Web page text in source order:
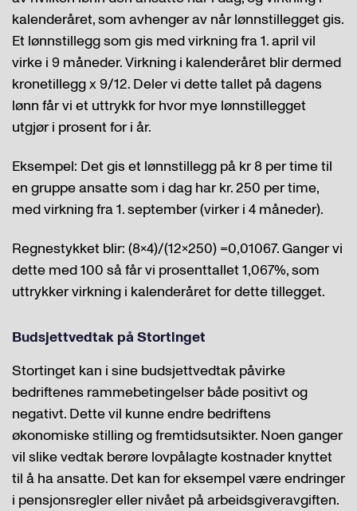
kalenderåret, som avhenger av når lønnstillegget gis.
Et lønnstillegg som gis med virkning fra 1. april vil
virke i 9 måneder. Virkning i kalenderåret blir dermed
kronetillegg x 9/12. Deler vi dette tallet på dagens
lønn får vi et uttrykk for hvor mye lønnstillegget
utgjør i prosent for i år.
Eksempel: Det gis et lønnstillegg på kr 8 per time til
en gruppe ansatte som i dag har kr. 250 per time,
med virkning fra 1. september (virker i 4 måneder).
Regnestykket blir: (8×4)/(12×250) =0,01067. Ganger vi
dette med 100 så får vi prosenttallet 1,067%, som
uttrykker virkning i kalenderåret for dette tillegget.
Budsjettvedtak på Stortinget
Stortinget kan i sine budsjettvedtak påvirke
bedriftenes rammebetingelser både positivt og
negativt. Dette vil kunne endre bedriftens
økonomiske stilling og fremtidsutsikter. Noen ganger
vil slike vedtak berøre lovpålagte kostnader knyttet
til å ha ansatte. Det kan for eksempel være endringer
i pensjonsregler eller nivået på arbeidsgiveravgiften.